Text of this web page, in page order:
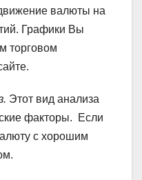
валюты на
Графики Вы
торговом
Этот вид анализа
факторы. Если
с хорошим